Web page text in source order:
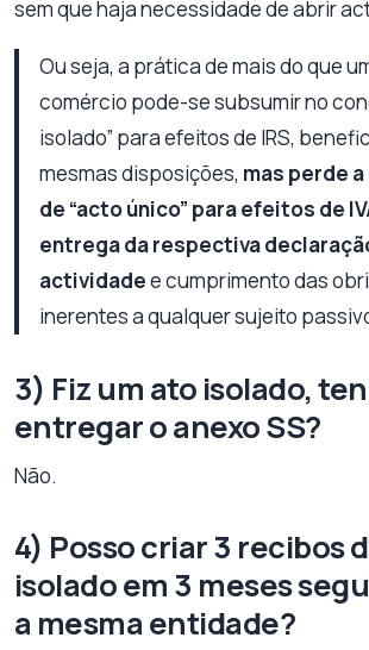
sem que haja necessidade de abrir
Ou seja, a prática de mais do que
comércio pode-se subsumir no
isolado” para efeitos de IRS,
mesmas disposições, mas perde
de “acto único” para efeitos de
entrega da respectiva
actividadee cumprimento das
inerentes a qualquer sujeito
3) Fiz um ato isolado,
entregar o anexo SS?
Não.
4) Posso criar 3 recibos
isolado em 3 meses
a mesma entidade?